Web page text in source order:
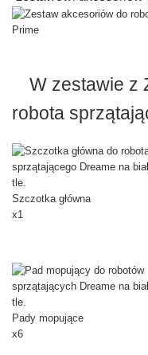
W zestawie z
robota
Szczotka główna
x1
Pady mopujące
x6